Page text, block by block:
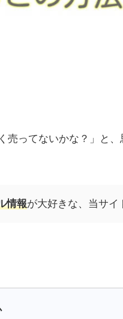
売ってないかな？」と
情報が大好きな、当サイ